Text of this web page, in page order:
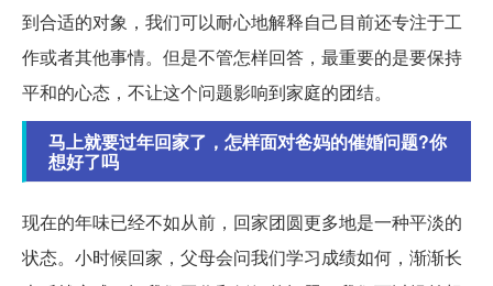
到合适的对象，我们可以耐心地解释自己目前还专注于工
作或者其他事情。但是不管怎样回答，最重要的是要保持
平和的心态，不让这个问题影响到家庭的团结。
马上就要过年回家了，怎样面对爸妈的催婚问题?你
想好了吗
现在的年味已经不如从前，回家团圆更多地是一种平淡的
状态。小时候回家，父母会问我们学习成绩如何，渐渐长